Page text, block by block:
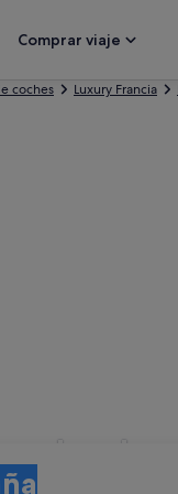
Comprar viaje
coches Luxury Francia
de